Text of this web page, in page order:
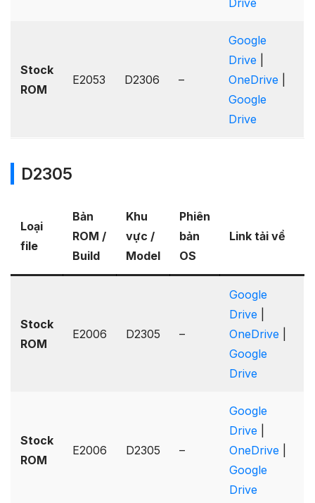
Drive
Stock
ROM
E2053 D2306 –
Google
Drive
OneDrive
Google
Drive
D2305
Loại
file
Bản
ROM /
Build
Khu
vực /
Model
Phiên
bản
OS
Link tải về
Stock
ROM
E2006 D2305 –
Google
Drive
OneDrive
Google
Drive
Stock
ROM
E2006 D2305 –
Google
Drive|
OneDrive|
Google
Drive